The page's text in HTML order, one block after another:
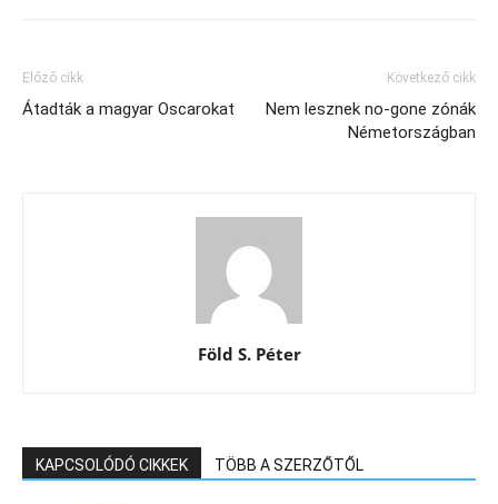
Előző cikk
Átadták a magyar Oscarokat
Következő cikk
Nem lesznek no-gone zónák
Németországban
Föld S. Péter
KAPCSOLÓDÓ CIKKEK TÖBB A SZERZŐTŐL